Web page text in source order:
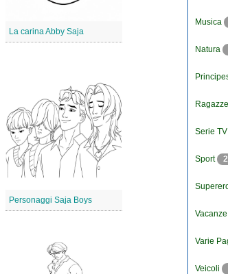
La carina Abby Saja
Personaggi Saja Boys
Musica
Natura
Ragazze
Serie
Sport
Vacanze
Varie
Veicoli